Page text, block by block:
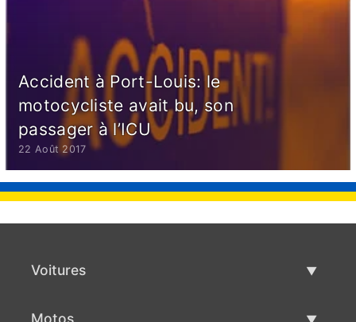
Accident à Port-Louis: le
motocycliste avait bu, son
passager à l’ICU
22 Août 2017
Voitures
Motos